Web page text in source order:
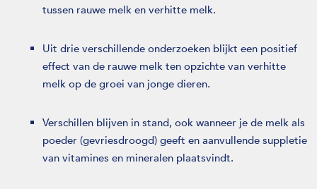
tussen rauwe melk en verhitte melk.
Uit drie verschillende onderzoeken blijkt een positief
effect van de rauwe melk ten opzichte van verhitte
melk op de groei van jonge dieren.
Verschillen blijven in stand, ook wanneer je de melk als
poeder (gevriesdroogd) geeft en aanvullende suppletie
van vitamines en mineralen plaatsvindt.